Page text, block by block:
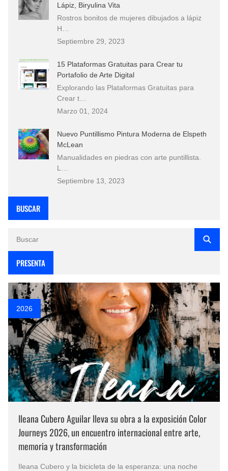
Lápiz, Biryulina Vita
Rostros bonitos de mujeres dibujados a lápiz
H…
Septiembre 29, 2023
15 Plataformas Gratuitas para Crear tu
Portafolio de Arte Digital
Explorando las Plataformas Gratuitas para
Crear t…
Marzo 01, 2024
Nuevo Puntillismo Pintura Moderna de Elspeth
McLean
Manualidades en piedras con arte puntillista.
L…
Septiembre 13, 2023
BUSCAR
PRESENTA
2026
Ileana Cubero Aguilar lleva su obra a la exposición Color
Journeys 2026, un encuentro internacional entre arte,
memoria y transformación
Ileana Cubero y la bicicleta de la esperanza: una noche